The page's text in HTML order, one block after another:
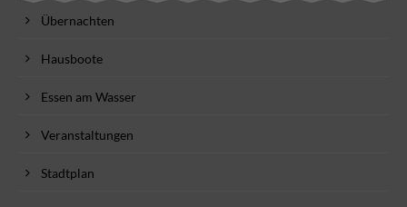
Übernachten
Hausboote
Essen am Wasser
Veranstaltungen
Stadtplan